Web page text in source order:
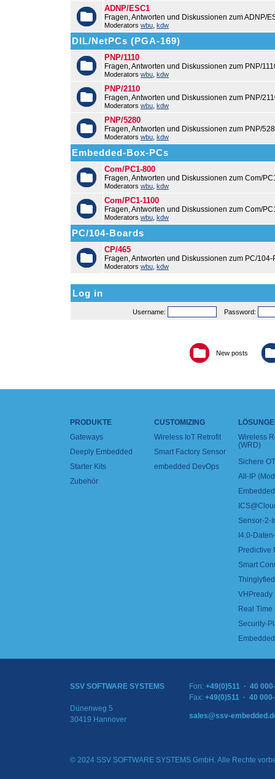
ADNP/ESC1
Fragen, Antworten und Diskussionen zum ADNP/
Moderators wbu kdw
DIL/NetPCs (PGA-169)
PNP/1110
Fragen, Antworten und Diskussionen zum PNP/
Moderators wbu kdw
PNP/2110
Fragen, Antworten und Diskussionen zum PNP/
Moderators wbu kdw
PNP/5280
Fragen, Antworten und Diskussionen zum PNP/
Moderators wbu kdw
Embedded-Box-PCs
Com/PC1-800
Fragen, Antworten und Diskussionen zum Com/
Moderators wbu kdw
Com/PC1-1100
Fragen, Antworten und Diskussionen zum Com/
Moderators wbu kdw
PC/104-Boards
CP/465
Fragen, Antworten und Diskussionen zum PC/
Moderators wbu kdw
Log in
Username: Password:
New posts
PRODUKTE
Gateways
Deeply Embedded
Starter Kits
Zubehör
CUSTOMIZING
Wireless IoT Retrofit
Smart Factory Sensor
embedded DevOps
Wireless
(WRD)
Sichere
All-IP
Sensor-2-
I4.0-
Predictive
Smart
VHPready
Real
Security-
SSV SOFTWARE SYSTEMS
Dünenweg 5
30419 Hannover
Fon: +49(0)511 · 40
Fax: +49(0)511 · 40
sales@ssv-
© 2024 SSV SOFTWARE SYSTEMS GmbH. Alle Rechte